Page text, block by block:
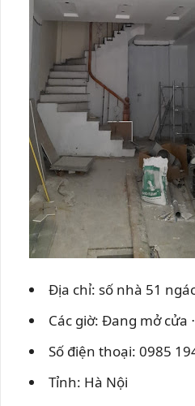
Địa chỉ: số nhà 51
Các giờ: Đang mở cửa
Số điện thoại: 0985
Tỉnh: Hà Nội